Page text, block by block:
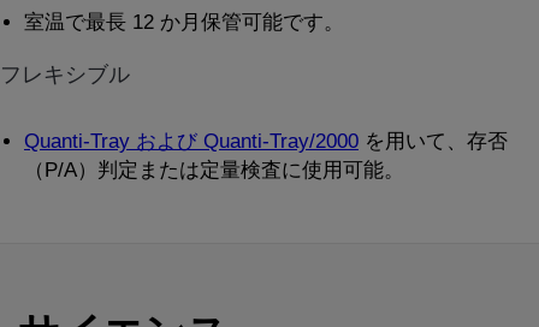
室温で最長 12 か月保管可能です。
フレキシブル
Quanti-Tray および Quanti-Tray/2000 を用いて、存否
（P/A）判定または定量検査に使用可能。